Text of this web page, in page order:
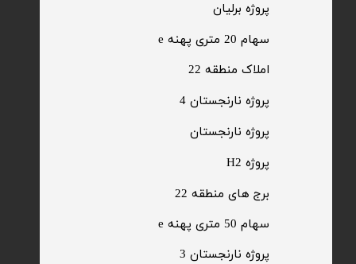
سهام 20 متری پهنه e​​​​​​​
​سهام 50 متری پهنه e
​املاک منطقه 22
برج های منطقه 22
پروژه برلیان
پروژه H2
​پروژه نارنجستان
پروژه نارنجستان 4
​پروژه نارنجستان 3